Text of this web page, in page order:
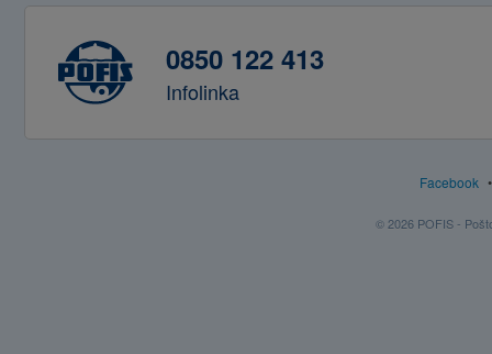
0850 122 413
Infolinka
Facebook
© 2026 POFIS -